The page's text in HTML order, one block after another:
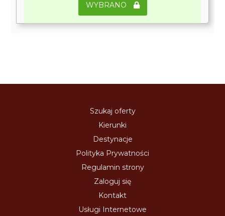
WYBRANO
Szukaj oferty
Kierunki
Destynacje
Polityka Prywatności
Regulamin strony
Zaloguj się
Kontakt
Usługi Internetowe